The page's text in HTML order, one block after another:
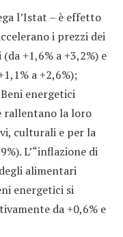
l’Istat – è effetto
i prezzi dei
+1,6% a +3,2%) e
a +2,6%);
energetici
rallentano la loro
culturali e per la
L’“inflazione di
alimentari
energetici si
da +0,6% e